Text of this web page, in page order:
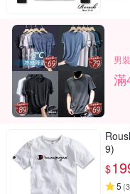
男
滿
9)
$
5 (3